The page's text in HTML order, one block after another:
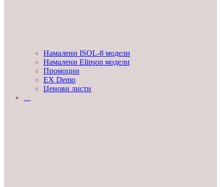
Намалени ISOL-8 модели
Намалени Elipson модели
Промоции
EX Demo
Ценови листи